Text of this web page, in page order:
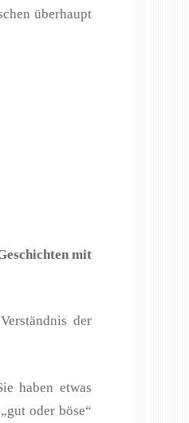
überhaupt
mit
der
haben etwas
oder böse“